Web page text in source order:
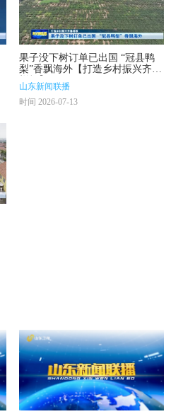
果子没下树订单已出国 “冠县鸭
梨”香飘海外【打造乡村振兴齐鲁
样板】
山东新闻联播
时间 2026-07-13